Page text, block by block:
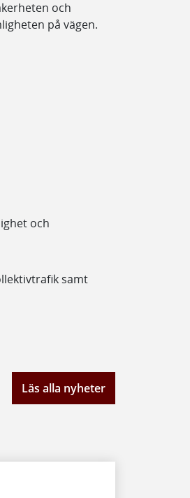
och
på vägen.
och
samt
Läs alla nyheter